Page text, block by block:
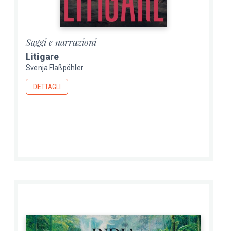
Saggi e narrazioni
Litigare
Svenja Flaßpöhler
DETTAGLI